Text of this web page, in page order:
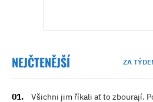
NEJČTENĚJŠÍ ZA
Všichni jim říkali ať to zbourají.